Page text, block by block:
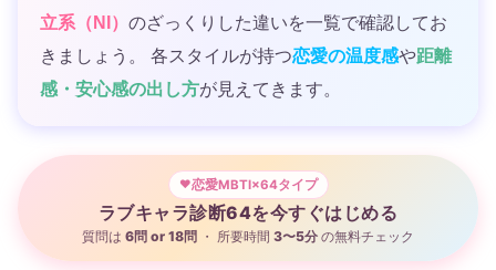
立系（NI） のざっくりした違いを一覧で確認してお
きましょう。 各スタイルが持つ恋愛の温度感や距離
感・安心感の出し方が見えてきます。
恋愛MBTI×64タイプ
ラブキャラ診断64を今すぐはじめる
質問は 6問 or 18問 ・ 所要時間 3〜5分 の無料チェック